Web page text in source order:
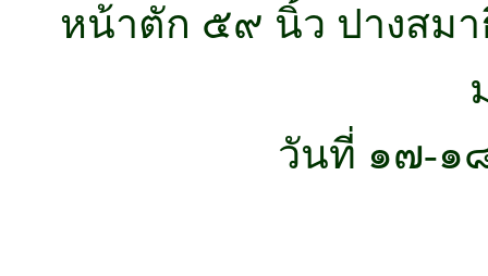
หน้าตัก ๕๙ นิ้ว ปางสม
วันที่ ๑๗-๑